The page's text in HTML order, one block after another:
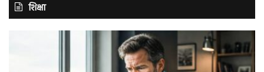
शिक्षा